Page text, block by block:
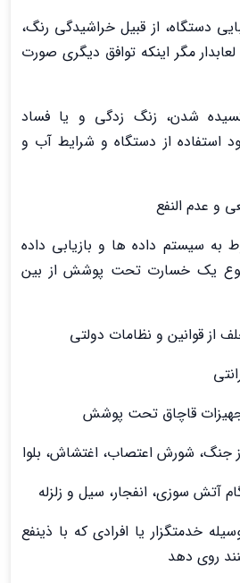
دستگاه، از قبیل خراشیدگی رنگ،
مگر اینکه توافق دیگری صورت
شدن، زنگ زدگی و یا فساد
استفاده از دستگاه و شرایط آب و
و عدم النفع
به سیستم داده ها و بازیابی داده
یک خسارت تحت پوشش از بین
از قوانین و نظامات دولتی
قاچاق تحت پوشش
شورش اعتصاب، اغتشاش، بلوا
آتش سوزی، انفجار، سیل و زلزله
خدمتگزار یا افرادی که با ذینفع
روی دهد